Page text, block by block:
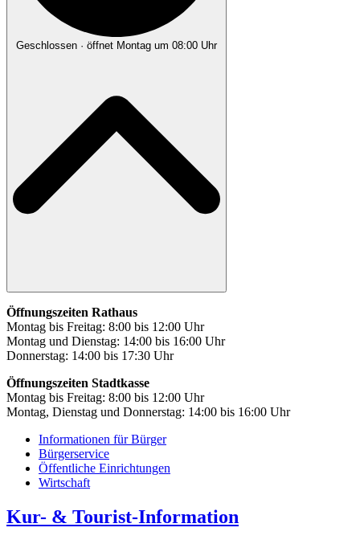
Geschlossen · öffnet Montag um 08:00 Uhr
Öffnungszeiten Rathaus
Montag bis Freitag: 8:00 bis 12:00 Uhr
Montag und Dienstag: 14:00 bis 16:00 Uhr
Donnerstag: 14:00 bis 17:30 Uhr
Öffnungszeiten Stadtkasse
Montag bis Freitag: 8:00 bis 12:00 Uhr
Montag, Dienstag und Donnerstag: 14:00 bis 16:00 Uhr
Informationen für Bürger
Bürgerservice
Öffentliche Einrichtungen
Wirtschaft
Kur- & Tourist-Information